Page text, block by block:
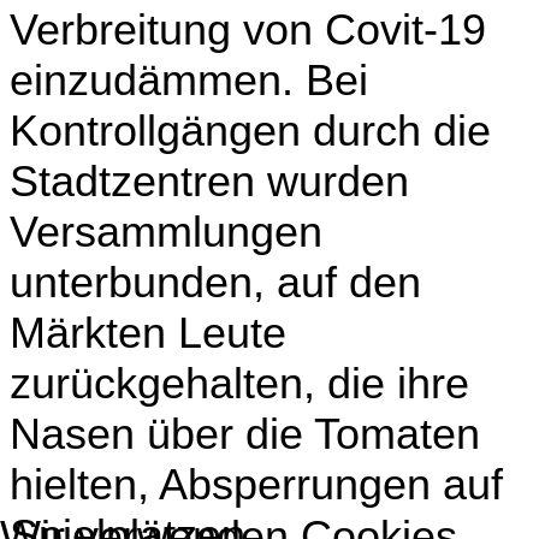
Verbreitung von Covit-19
einzudämmen. Bei
Kontrollgängen durch die
Stadtzentren wurden
Versammlungen
unterbunden, auf den
Märkten Leute
zurückgehalten, die ihre
Nasen über die Tomaten
hielten, Absperrungen auf